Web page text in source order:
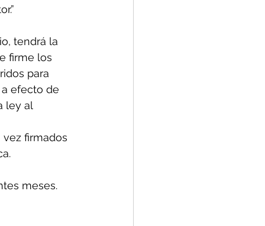
tendrá la
firme los
para
efecto de
ley al
firmados
meses.